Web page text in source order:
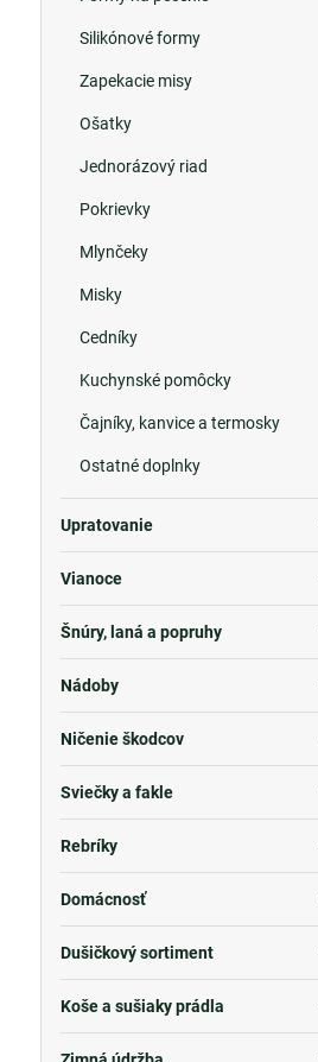
Silikónové formy
Zapekacie misy
Ošatky
Jednorázový riad
Pokrievky
Mlynčeky
Misky
Cedníky
Kuchynské pomôcky
Čajníky, kanvice a termosky
Ostatné doplnky
Upratovanie
Vianoce
Šnúry, laná a popruhy
Nádoby
Ničenie škodcov
Sviečky a fakle
Rebríky
Domácnosť
Dušičkový sortiment
Koše a sušiaky prádla